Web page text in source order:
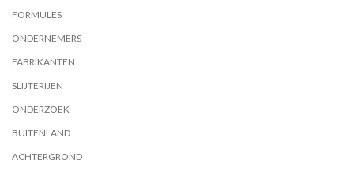
FORMULES
ONDERNEMERS
FABRIKANTEN
SLIJTERIJEN
ONDERZOEK
BUITENLAND
ACHTERGROND